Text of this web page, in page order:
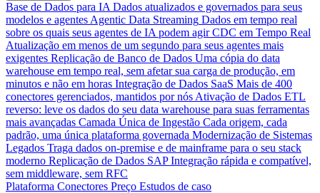
Base de Dados para IA Dados atualizados e governados para seus
modelos e agentes Agentic Data Streaming Dados em tempo real
sobre os quais seus agentes de IA podem agir CDC em Tempo Real
Atualização em menos de um segundo para seus agentes mais
exigentes Replicação de Banco de Dados Uma cópia do data
warehouse em tempo real, sem afetar sua carga de produção, em
minutos e não em horas Integração de Dados SaaS Mais de 400
conectores gerenciados, mantidos por nós Ativação de Dados ETL
reverso: leve os dados do seu data warehouse para suas ferramentas
mais avançadas Camada Única de Ingestão Cada origem, cada
padrão, uma única plataforma governada Modernização de Sistemas
Legados Traga dados on-premise e de mainframe para o seu stack
moderno Replicação de Dados SAP Integração rápida e compatível,
sem middleware, sem RFC
Plataforma Conectores Preço Estudos de caso